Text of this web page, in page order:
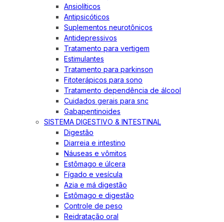
Ansiolíticos
Antipsicóticos
Suplementos neurotônicos
Antidepressivos
Tratamento para vertigem
Estimulantes
Tratamento para parkinson
Fitoterápicos para sono
Tratamento dependência de álcool
Cuidados gerais para snc
Gabapentinoides
SISTEMA DIGESTIVO & INTESTINAL
Digestão
Diarreia e intestino
Náuseas e vômitos
Estômago e úlcera
Fígado e vesícula
Azia e má digestão
Estômago e digestão
Controle de peso
Reidratação oral